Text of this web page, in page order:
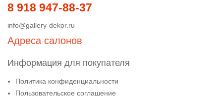
8 918 947-88-37
info@gallery-dekor.ru
Адреса салонов
Информация для покупателя
Политика конфиденциальности
Пользовательское соглашение